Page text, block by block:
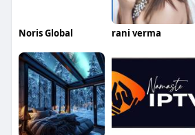
Noris Global rani verma